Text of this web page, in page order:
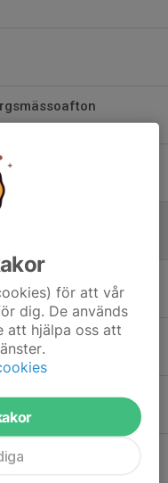
för att vår
dig. De används
att hjälpa oss att